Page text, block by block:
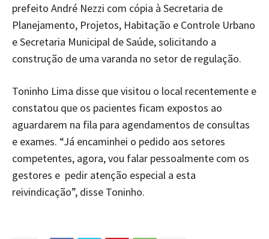
prefeito André Nezzi com cópia à Secretaria de
Planejamento, Projetos, Habitação e Controle Urbano
e Secretaria Municipal de Saúde, solicitando a
construção de uma varanda no setor de regulação.
Toninho Lima disse que visitou o local recentemente e
constatou que os pacientes ficam expostos ao
aguardarem na fila para agendamentos de consultas
e exames. “Já encaminhei o pedido aos setores
competentes, agora, vou falar pessoalmente com os
gestores e pedir atenção especial a esta
reivindicação”, disse Toninho.